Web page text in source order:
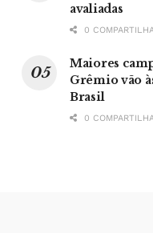
avaliadas
0
Maiores
Grêmio vão
Brasil
0